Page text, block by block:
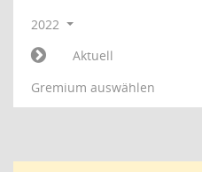
2022
Aktuell
Gremium auswählen